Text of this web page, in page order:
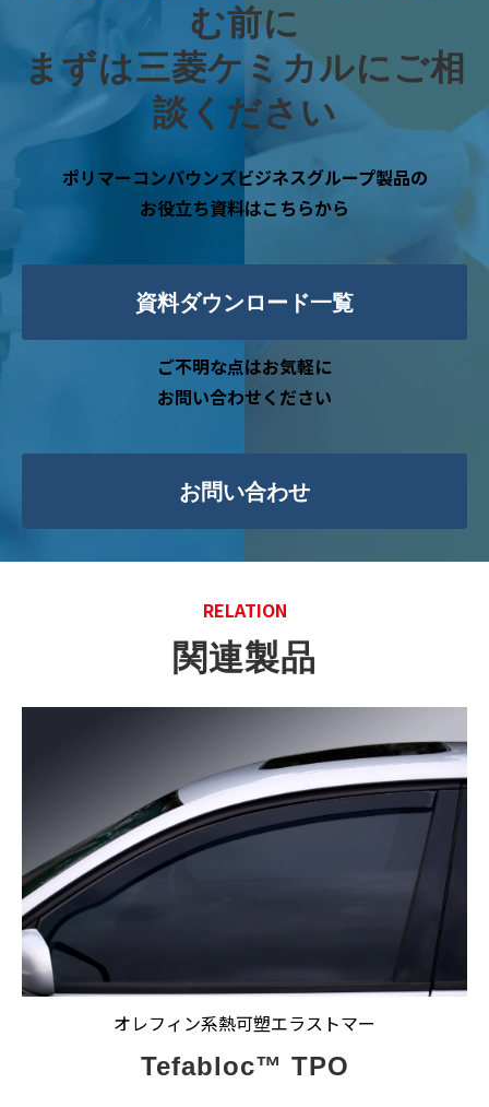
む前に
まずは三菱ケミカルにご相
談ください
ポリマーコンパウンズビジネスグループ製品の
お役立ち資料はこちらから
資料ダウンロード一覧
ご不明な点はお気軽に
お問い合わせください
お問い合わせ
RELATION
関連製品
オレフィン系熱可塑エラストマー
Tefabloc™ TPO